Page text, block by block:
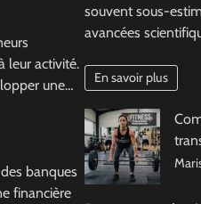
leur activité.
une…
banques
financière
souvent sous-
avancées
En savoir plus